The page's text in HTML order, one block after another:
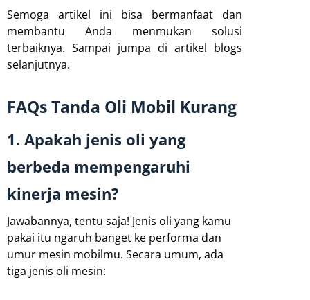
Semoga artikel ini bisa bermanfaat dan
membantu Anda menmukan solusi
terbaiknya. Sampai jumpa di artikel blogs
selanjutnya.
FAQs Tanda Oli Mobil Kurang
1. Apakah jenis oli yang
berbeda mempengaruhi
kinerja mesin?
Jawabannya, tentu saja! Jenis oli yang kamu
pakai itu ngaruh banget ke performa dan
umur mesin mobilmu. Secara umum, ada
tiga jenis oli mesin: